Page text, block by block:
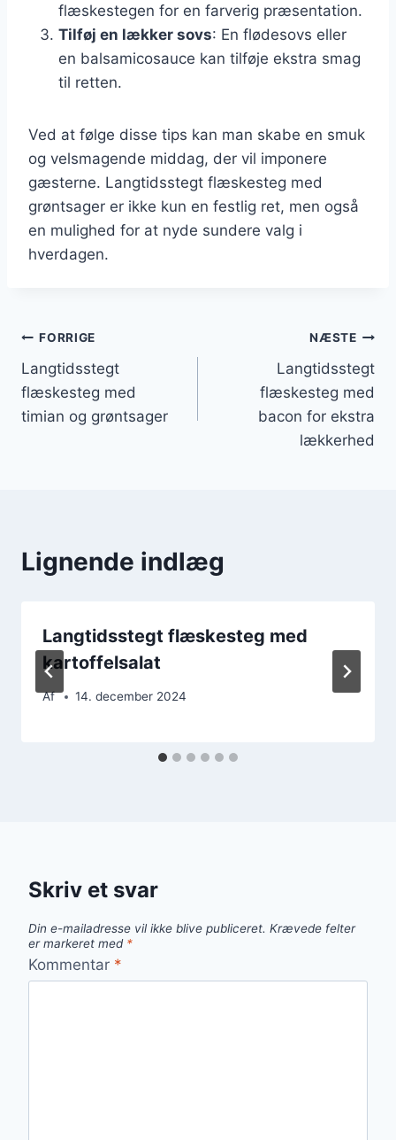
flæskestegen for en farverig præsentation.
Tilføj en lækker sovs: En flødesovs eller
en balsamicosauce kan tilføje ekstra smag
til retten.
Ved at følge disse tips kan man skabe en smuk
og velsmagende middag, der vil imponere
gæsterne. Langtidsstegt flæskesteg med
grøntsager er ikke kun en festlig ret, men også
en mulighed for at nyde sundere valg i
hverdagen.
Indlægsnavigation
FORRIGE
Langtidsstegt
flæskesteg med
timian og grøntsager
NÆSTE
Langtidsstegt
flæskesteg med
bacon for ekstra
lækkerhed
Lignende indlæg
Langtidsstegt flæskesteg med
kartoffelsalat
Af 14. december 2024
Skriv et svar
Din e-mailadresse vil ikke blive publiceret. Krævede felter
er markeret med *
Kommentar *